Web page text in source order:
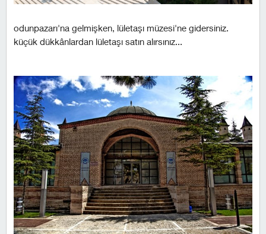
odunpazarı'na gelmişken, lületaşı müzesi'ne gidersiniz.
küçük dükkânlardan lületaşı satın alırsınız...